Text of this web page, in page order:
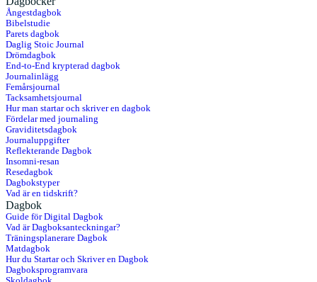
Ångestdagbok
Bibelstudie
Parets dagbok
Daglig Stoic Journal
Drömdagbok
End-to-End krypterad dagbok
Journalinlägg
Femårsjournal
Tacksamhetsjournal
Hur man startar och skriver en dagbok
Fördelar med journaling
Graviditetsdagbok
Journaluppgifter
Reflekterande Dagbok
Insomni-resan
Resedagbok
Dagbokstyper
Vad är en tidskrift?
Dagbok
Guide för Digital Dagbok
Vad är Dagboksanteckningar?
Träningsplanerare Dagbok
Matdagbok
Hur du Startar och Skriver en Dagbok
Dagboksprogramvara